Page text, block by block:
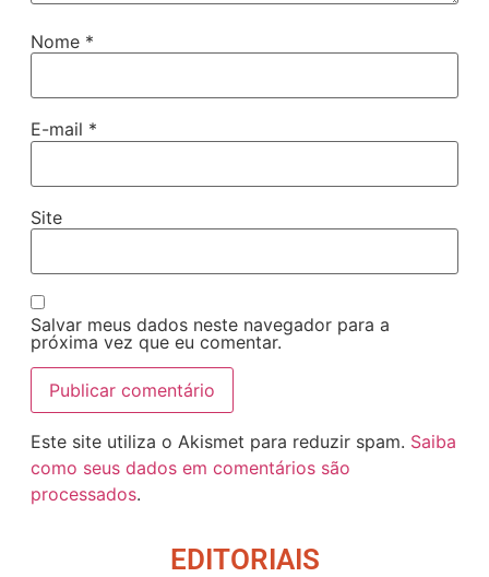
Nome *
E-mail *
Site
Salvar meus dados neste navegador para a
próxima vez que eu comentar.
Este site utiliza o Akismet para reduzir spam. Saiba
como seus dados em comentários são
processados.
EDITORIAIS